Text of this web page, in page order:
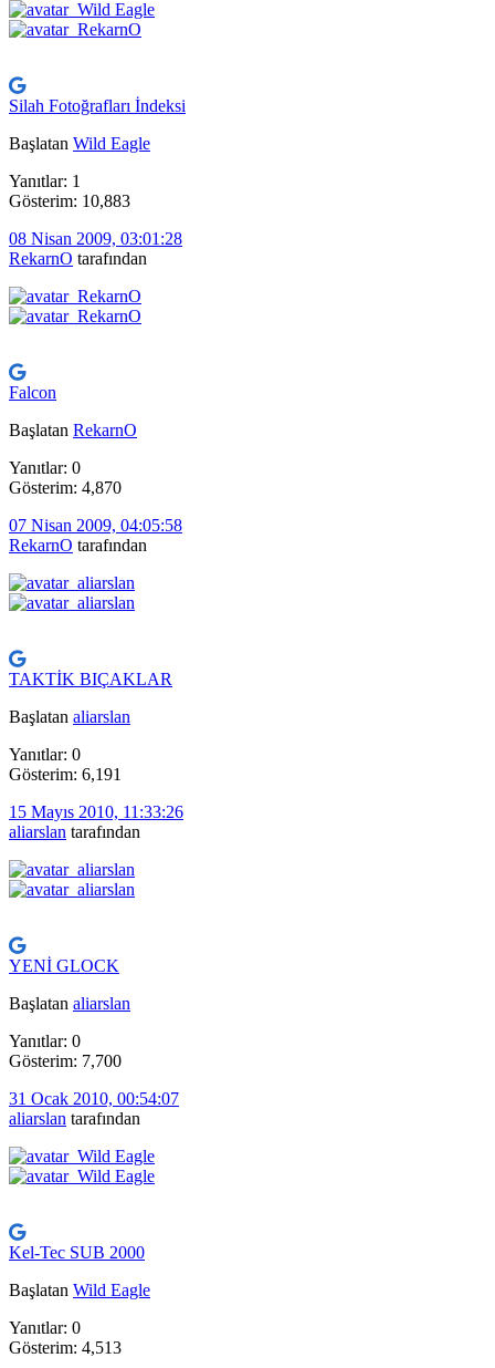
Silah Fotoğrafları İndeksi
Başlatan Wild Eagle
Yanıtlar: 1
Gösterim: 10,883
08 Nisan 2009, 03:01:28
RekarnO tarafından
Falcon
Başlatan RekarnO
Yanıtlar: 0
Gösterim: 4,870
07 Nisan 2009, 04:05:58
RekarnO tarafından
TAKTİK BIÇAKLAR
Başlatan aliarslan
Yanıtlar: 0
Gösterim: 6,191
15 Mayıs 2010, 11:33:26
aliarslan tarafından
YENİ GLOCK
Başlatan aliarslan
Yanıtlar: 0
Gösterim: 7,700
31 Ocak 2010, 00:54:07
aliarslan tarafından
Kel-Tec SUB 2000
Başlatan Wild Eagle
Yanıtlar: 0
Gösterim: 4,513